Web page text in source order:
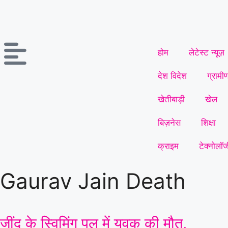
होम लेटेस्ट न्यूज़
देश विदेश
खेतीबाड़ी खेल
बिज़नेस शिक्षा
क्राइम
Gaurav Jain Death
जींद के स्विमिंग पूल में युवक की मौत,